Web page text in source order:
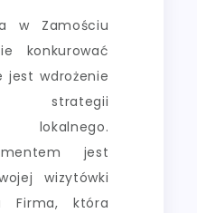
w Zamościu
konkurować
jest wdrożenie
strategii
lokalnego.
jest
wizytówki
Firma, która